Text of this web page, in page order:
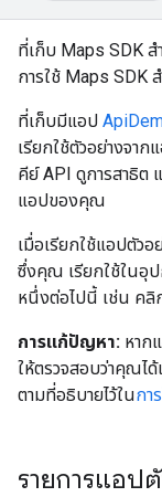
ที่เก็บ Maps SDK
การใช้ Maps SDK
ที่เก็บมีแอป
เรียกใช้ตัวอย่างจาก
คีย์ API ดูการสาธิต
แอปของคุณ
เมื่อเรียกใช้แอปตัว
ซึ่งคุณ เรียกใช้ในอุ
หนึ่งต่อไปนี้ เช่น คลิ
การแก้ปัญหา: หาก
ให้ตรวจสอบว่าคุณไ
ตามที่อธิบายไว้ในกา
รายการแอป